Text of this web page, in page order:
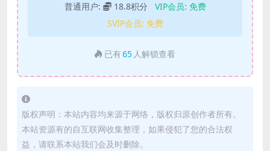
普通用户: 18.8积分 VIP会员: 免费
SVIP会员: 免费
已有65 人解锁查看
版权声明：本站内容均来源于网络，版权归原创作者所有。
本站资源有的自互联网收集整理，如果侵犯了您的合法权
益，请联系本站我们会及时删除。